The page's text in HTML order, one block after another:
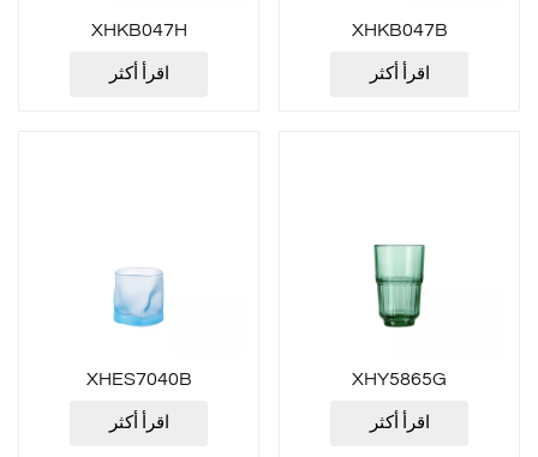
XHKB047H
اقرأ أكثر
XHKB047B
اقرأ أكثر
XHES7040B
اقرأ أكثر
XHY5865G
اقرأ أكثر